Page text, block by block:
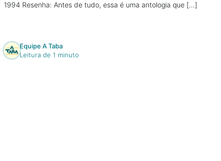
1994 Resenha: Antes de tudo, essa é uma antologia que […]
Equipe A Taba
Leitura de 1 minuto